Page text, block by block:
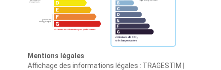
Mentions légales
Affichage des informations légales : TRAGESTIM |